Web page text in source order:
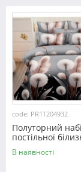
code: PR1T204932
Полуторний
постільної
150*220 із
№204932
В наявності